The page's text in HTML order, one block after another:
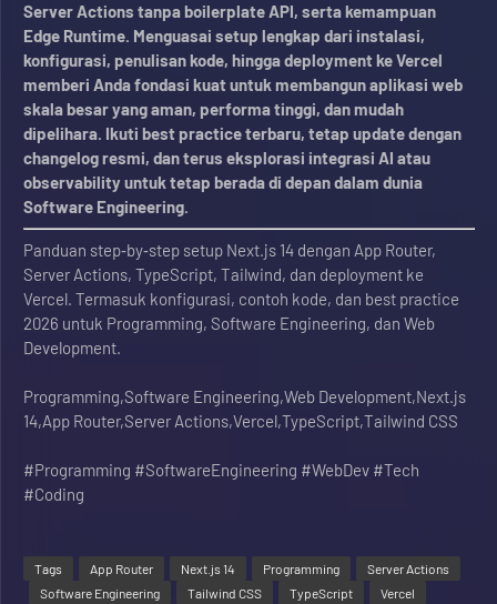
Server Actions tanpa boilerplate API, serta kemampuan
Edge Runtime. Menguasai setup lengkap dari instalasi,
konfigurasi, penulisan kode, hingga deployment ke Vercel
memberi Anda fondasi kuat untuk membangun aplikasi web
skala besar yang aman, performa tinggi, dan mudah
dipelihara. Ikuti best practice terbaru, tetap update dengan
changelog resmi, dan terus eksplorasi integrasi AI atau
observability untuk tetap berada di depan dalam dunia
Software Engineering.
Panduan step‑by‑step setup Next.js 14 dengan App Router,
Server Actions, TypeScript, Tailwind, dan deployment ke
Vercel. Termasuk konfigurasi, contoh kode, dan best practice
2026 untuk Programming, Software Engineering, dan Web
Development.
Programming,Software Engineering,Web Development,Next.js
14,App Router,Server Actions,Vercel,TypeScript,Tailwind CSS
#Programming #SoftwareEngineering #WebDev #Tech
#Coding
Tags App Router Next.js 14 Programming
Server Actions
Software Engineering
Tailwind CSS TypeScript
Vercel